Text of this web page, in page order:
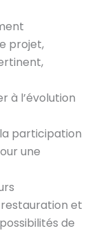
projet,
à l’évolution
participation
une
restauration et
de